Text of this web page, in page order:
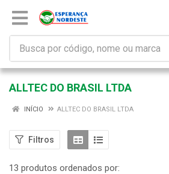
ALLTEC DO BRASIL LTDA
INÍCIO ALLTEC DO BRASIL LTDA
Filtros
13 produtos ordenados por: